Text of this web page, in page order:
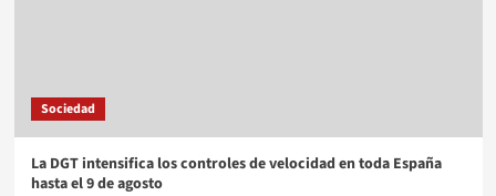
Sociedad
La DGT intensifica los controles de velocidad en toda España
hasta el 9 de agosto